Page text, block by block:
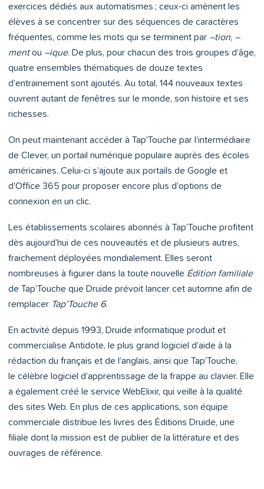
exercices dédiés aux automatismes ; ceux-ci amènent les
élèves à se concentrer sur des séquences de caractères
fréquentes, comme les mots qui se terminent par –tion, –
mentou –ique. De plus, pour chacun des trois groupes d’âge,
quatre ensembles thématiques de douze textes
d’entrainement sont ajoutés. Au total, 144 nouveaux textes
ouvrent autant de fenêtres sur le monde, son histoire et ses
richesses.
On peut maintenant accéder à Tap’Touche par l’intermédiaire
de Clever, un portail numérique populaire auprès des écoles
américaines. Celui-ci s’ajoute aux portails de Google et
d’Office 365 pour proposer encore plus d’options de
connexion en un clic.
Les établissements scolaires abonnés à Tap’Touche profitent
dès aujourd’hui de ces nouveautés et de plusieurs autres,
fraichement déployées mondialement. Elles seront
nombreuses à figurer dans la toute nouvelle Édition familiale
de Tap’Touche que Druide prévoit lancer cet automne afin de
remplacer Tap’Touche 6.
En activité depuis 1993, Druide informatique produit et
commercialise Antidote, le plus grand logiciel d’aide à la
rédaction du français et de l’anglais, ainsi que Tap’Touche,
le célèbre logiciel d’apprentissage de la frappe au clavier. Elle
a également créé le service WebElixir, qui veille à la qualité
des sites Web. En plus de ces applications, son équipe
commerciale distribue les livres des Éditions Druide, une
filiale dont la mission est de publier de la littérature et des
ouvrages de référence.